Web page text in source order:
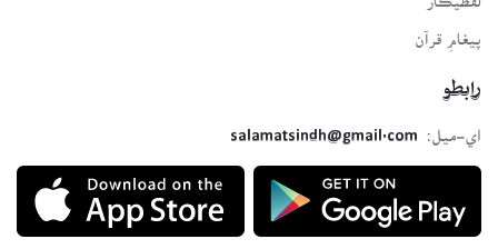
پيغامِ قرآن
رابطو
اي-ميل:
salamatsindh@gmail.com